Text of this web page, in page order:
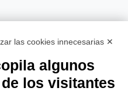
las cookies innecesarias ✕
algunos
los visitantes